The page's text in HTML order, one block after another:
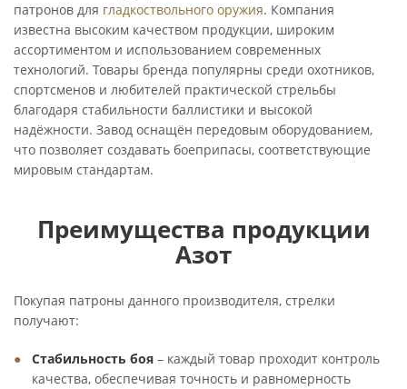
патронов для гладкоствольного оружия. Компания
известна высоким качеством продукции, широким
ассортиментом и использованием современных
технологий. Товары бренда популярны среди охотников,
спортсменов и любителей практической стрельбы
благодаря стабильности баллистики и высокой
надёжности. Завод оснащён передовым оборудованием,
что позволяет создавать боеприпасы, соответствующие
мировым стандартам.
Преимущества продукции
Азот
Покупая патроны данного производителя, стрелки
получают:
Стабильность боя – каждый товар проходит контроль
качества, обеспечивая точность и равномерность